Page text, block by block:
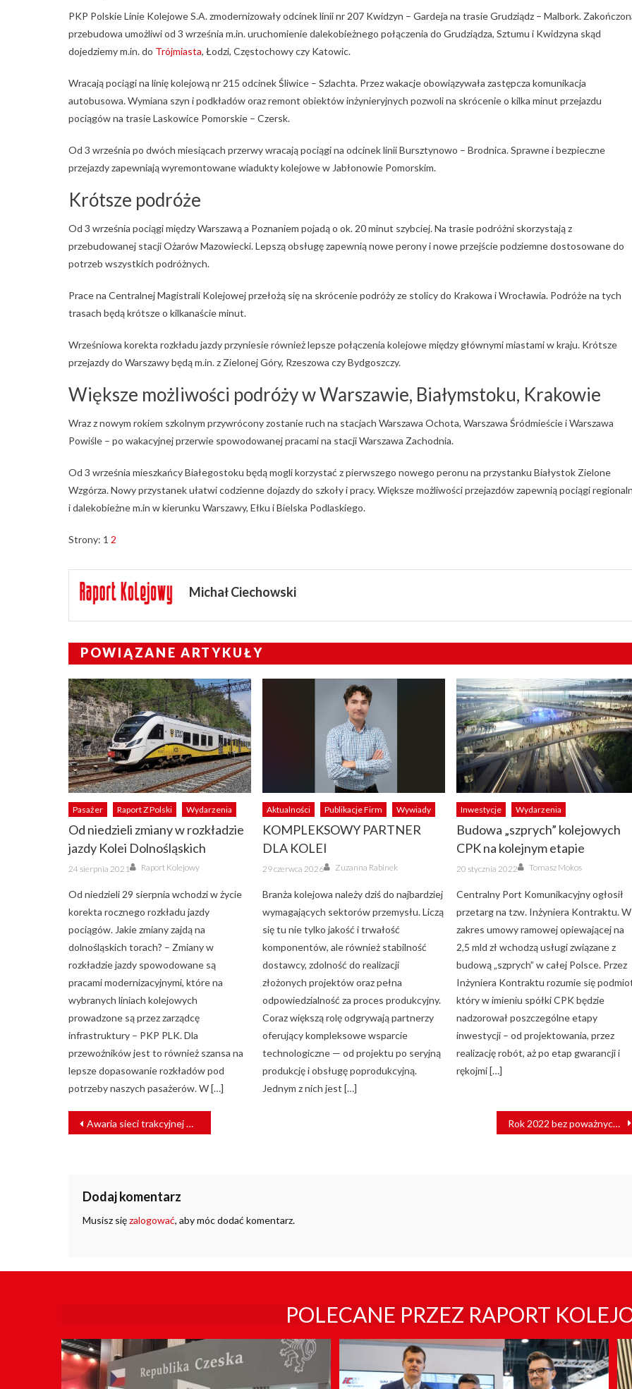
PKP Polskie Linie Kolejowe S.A. zmodernizowały odcinek linii nr 207 Kwidzyn – Gardeja na trasie Grudziądz – Malbork.
przebudowa umożliwi od 3 września m.in. uruchomienie dalekobieżnego połączenia do Grudziądza, Sztumu i Kwidzyna skąd
dojedziemy m.in. do Trójmiasta, Łodzi, Częstochowy czy Katowic.
Wracają pociągi na linię kolejową nr 215 odcinek Śliwice – Szlachta. Przez wakacje obowiązywała zastępcza komunikacja
autobusowa. Wymiana szyn i podkładów oraz remont obiektów inżynieryjnych pozwoli na skrócenie o kilka minut przejazdu
pociągów na trasie Laskowice Pomorskie – Czersk.
Od 3 września po dwóch miesiącach przerwy wracają pociągi na odcinek linii Bursztynowo – Brodnica. Sprawne i bezpieczne
przejazdy zapewniają wyremontowane wiadukty kolejowe w Jabłonowie Pomorskim.
Krótsze podróże
Od 3 września pociągi między Warszawą a Poznaniem pojadą o ok. 20 minut szybciej. Na trasie podróżni skorzystają z
przebudowanej stacji Ożarów Mazowiecki. Lepszą obsługę zapewnią nowe perony i nowe przejście podziemne dostosowane do
potrzeb wszystkich podróżnych.
Prace na Centralnej Magistrali Kolejowej przełożą się na skrócenie podróży ze stolicy do Krakowa i Wrocławia. Podróże na tych
trasach będą krótsze o kilkanaście minut.
Wrześniowa korekta rozkładu jazdy przyniesie również lepsze połączenia kolejowe między głównymi miastami w kraju. Krótsze
przejazdy do Warszawy będą m.in. z Zielonej Góry, Rzeszowa czy Bydgoszczy.
Większe możliwości podróży w Warszawie, Białymstoku, Krakowie
Wraz z nowym rokiem szkolnym przywrócony zostanie ruch na stacjach Warszawa Ochota, Warszawa Śródmieście i Warszawa
Powiśle – po wakacyjnej przerwie spowodowanej pracami na stacji Warszawa Zachodnia.
Od 3 września mieszkańcy Białegostoku będą mogli korzystać z pierwszego nowego peronu na przystanku Białystok Zielone
Wzgórza. Nowy przystanek ułatwi codzienne dojazdy do szkoły i pracy. Większe możliwości przejazdów zapewnią pociągi
i dalekobieżne m.in w kierunku Warszawy, Ełku i Bielska Podlaskiego.
Strony: 1 2
Michał Ciechowski
POWIĄZANE ARTYKUŁY
Pasażer Raport Z Polski Wydarzenia
Od niedzieli zmiany w rozkładzie
jazdy Kolei Dolnośląskich
Posted
on
24 sierpnia 2021 Author
Raport Kolejowy
Od niedzieli 29 sierpnia wchodzi w życie
korekta rocznego rozkładu jazdy
pociągów. Jakie zmiany zajdą na
dolnośląskich torach? – Zmiany w
rozkładzie jazdy spowodowane są
pracami modernizacyjnymi, które na
wybranych liniach kolejowych
prowadzone są przez zarządcę
infrastruktury – PKP PLK. Dla
przewoźników jest to również szansa na
lepsze dopasowanie rozkładów pod
potrzeby naszych pasażerów. W […]
Aktualności Publikacje Firm Wywiady
KOMPLEKSOWY PARTNER
DLA KOLEI
Posted
on
29 czerwca 2026 Author
Zuzanna Rabinek
Branża kolejowa należy dziś do najbardziej
wymagających sektorów przemysłu. Liczą
się tu nie tylko jakość i trwałość
komponentów, ale również stabilność
dostawcy, zdolność do realizacji
złożonych projektów oraz pełna
odpowiedzialność za proces produkcyjny.
Coraz większą rolę odgrywają partnerzy
oferujący kompleksowe wsparcie
technologiczne — od projektu po seryjną
produkcję i obsługę poprodukcyjną.
Jednym z nich jest […]
Inwestycje Wydarzenia
Budowa „szprych” kolejowych
CPK na kolejnym etapie
Posted
on
20 stycznia 2022 Author
Tomasz Mokos
Centralny Port Komunikacyjny ogłosił
przetarg na tzw. Inżyniera Kontraktu. W
zakres umowy ramowej opiewającej na
2,5 mld zł wchodzą usługi związane z
budową „szprych” w całej Polsce. Przez
Inżyniera Kontraktu rozumie się
który w imieniu spółki CPK będzie
nadzorował poszczególne etapy
inwestycji – od projektowania, przez
realizację robót, aż po etap gwarancji i
rękojmi […]
NAWIGACJA
WPISU
Awaria sieci trakcyjnej w stolicy. Pociągi opóźnione Rok 2022 bez poważnych wypadków na torach
Dodaj komentarz
Musisz sięzalogować, aby móc dodać komentarz.
POLECANE PRZEZ RAPORT